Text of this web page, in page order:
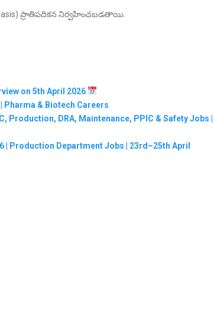
ప్రాతిపదికన నిర్వహించబడతాయి.
on 5th April 2026
Pharma & Biotech Careers
Production, DRA, Maintenance, PPIC & Safety Jobs |
Production Department Jobs | 23rd–25th April